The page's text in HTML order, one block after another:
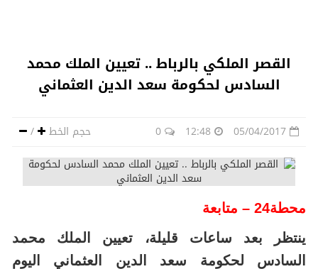
القصر الملكي بالرباط .. تعيين الملك محمد
السادس لحكومة سعد الدين العثماني
حجم الخط / 05/04/2017
12:48
0
محطة24 – متابعة
ينتظر بعد ساعات قليلة، تعيين الملك محمد
السادس لحكومة سعد الدين العثماني اليوم